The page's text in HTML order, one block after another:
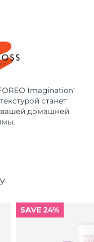
Imagination ™
станет
домашней
SAVE 24%